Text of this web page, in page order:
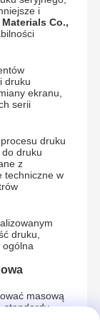
i
Co.,
druku
ekranu,
serii
druku
do druku
z
techniczne w
druku,
ogólna
masową
standardy